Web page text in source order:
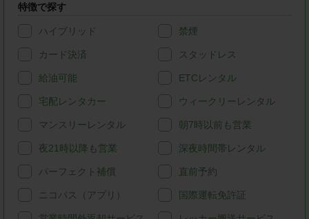
特徴で探す
ハイブリッド 禁煙
カード決済 スタッドレス
給油可能 ETCレンタル
宅配レンタカー ウィークリーレンタル
マンスリーレンタル 朝7時以前も営業
夜21時以降も営業 深夜時間帯レンタル
パーフェクト補償 直前予約
ニコパス（アプリ） 国際運転免許証